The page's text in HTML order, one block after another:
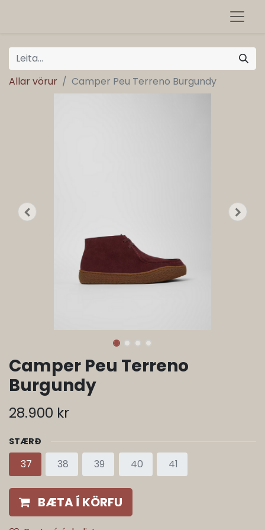
Allar vörur Camper Peu Terreno Burgundy
Camper Peu Terreno
Burgundy
28.900 kr
STÆRÐ
37 38 39 40 41
BÆTA Í KÖRFU